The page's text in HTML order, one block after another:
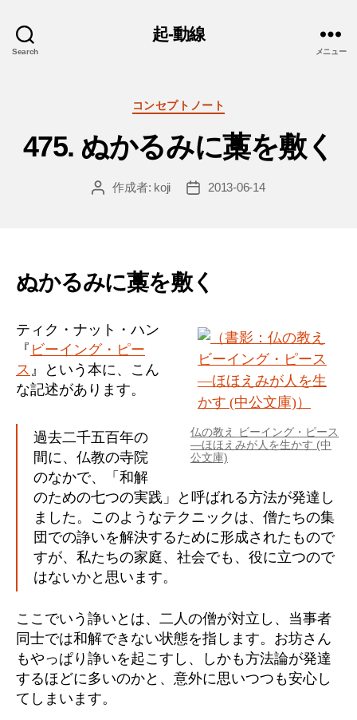
Search
起-動線
メニュー
カ
ゴ
リ
コンセプトノート
475. ぬかるみに藁を敷く
投
作成者: koji
投
2013-06-14
ぬかるみに藁を敷く
仏の教え ビーイング・ピース
―ほほえみが人を生かす (中
公文庫)
ティク・ナット・ハン
『 ビーイング・ピー
ス 』という本に、こん
な記述があります。
過去二千五百年の
間に、仏教の寺院
のなかで、「和解
のための七つの実践」と呼ばれる方法が発達し
ました。このようなテクニックは、僧たちの集
団での諍いを解決するために形成されたもので
すが、私たちの家庭、社会でも、役に立つので
はないかと思います。
ここでいう諍いとは、二人の僧が対立し、当事者
同士では和解できない状態を指します。お坊さん
もやっぱり諍いを起こすし、しかも方法論が発達
するほどに多いのかと、意外に思いつつも安心し
てしまいます。